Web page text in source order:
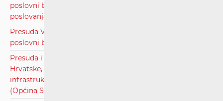
poslovni broj: UsII-265/2019, radi izmjene općih uvjeta
poslovanja.pdf
Presuda Visokog upravnog suda Republike Hrvatske,
poslovni broj: UsII-565/2019, radi ozakonjenja EKI-a.pdf
Presuda i rješenje Visokog upravnog suda Republike
Hrvatske, poslovni broj: UsII-355/2020, radi utvrđivanja
infrastrukturnog operatora i naknade za pravo puta
(Općina Starigrad).pdf